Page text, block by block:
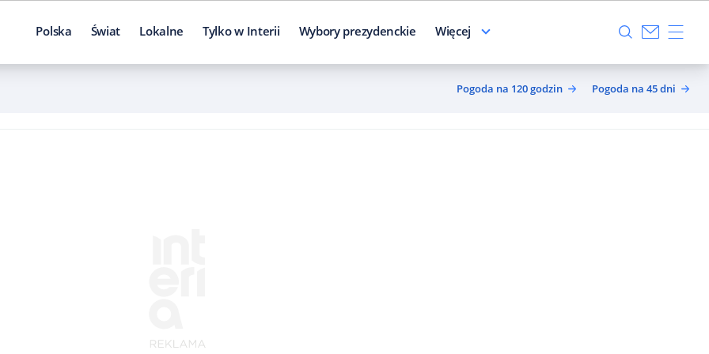
Polska Świat Lokalne Tylko w Interii Wybory prezydenckie Więcej
Pogoda na 120 godzin Pogoda na 45 dni